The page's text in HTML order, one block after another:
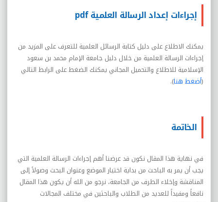
إجراءات إعداد الرسالة العلمية pdf
يمكنك الاطلاع على دليل كتابة الرسائل العلمية للتعرف على المزيد من
إجراءات الرسالة العلمية من خلال دليل جامعة الإمام محمد بن سعود
الإسلامية للاطلاع والتحميل المجاني يمكنك الضغط على الرابط التالي
(أضغط هنا).
الخاتمة
في نهاية هذا المقال نكون قد عرضنا أهم إجراءات الرسالة العلمية التي
يجب أن يمر به الباحث من بداية اختيار الموضع وعنوان البحث وصولاً إلى
المناقشة وإخلاء الطرف من الجامعة، نرجو من الله أن يكون هذا المقال
نافعاً ومفيداً للعديد من الطلاب والباحثين في مختلف المجالات